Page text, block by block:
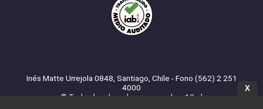
Inés Matte Urrejola 0848, Santiago, Chile - Fono (562) 2 251
4000
© Todos los derechos reservados. 13.cl
X